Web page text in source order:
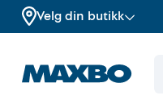
Velg din butikk